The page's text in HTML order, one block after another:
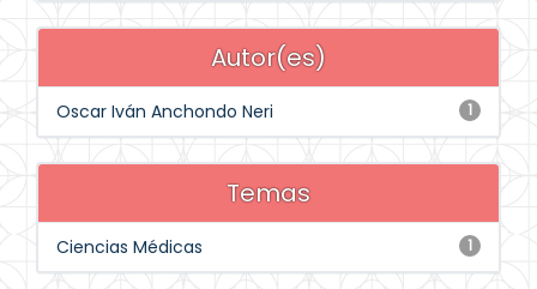
Autor(es)
1
Oscar Iván Anchondo Neri
Temas
1
Ciencias Médicas